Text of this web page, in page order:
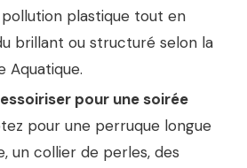
plastique tout en
brillant ou structuré selon la
Aquatique.
pour une soirée
pour une perruque longue
un collier de perles, des